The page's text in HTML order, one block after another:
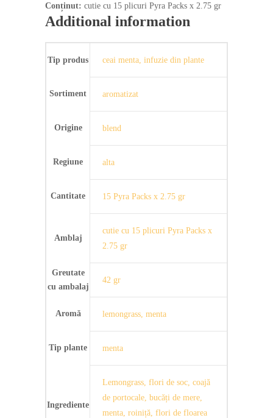
Conținut: cutie cu 15 plicuri Pyra Packs x 2.75 gr
Additional information
Tip produs ceai menta, infuzie din plante
Sortiment aromatizat
Origine blend
Regiune alta
Cantitate 15 Pyra Packs x 2.75 gr
Amblaj
cutie cu 15 plicuri Pyra Packs x
2.75 gr
Greutate
cu ambalaj
42 gr
Aromă lemongrass, menta
Tip plante menta
Ingrediente
Lemongrass, flori de soc, coajă
de portocale, bucăți de mere,
menta, roiniță, flori de floarea